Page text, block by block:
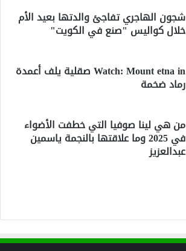
شجون الهاجري تفاجئ والدتها بعيد الأم
خلال كواليس "صنع في الكويت"
Watch: Mount etna in صقلية يلف أعمدة
رماد ضخمة
من هي لينا صوفيا التي خطفت الأضواء
في 2025 وما علاقتها بالنجمة ياسمين
عبدالعزيز